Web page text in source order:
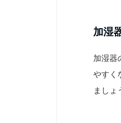
加湿
加湿器
やすく
ましょ